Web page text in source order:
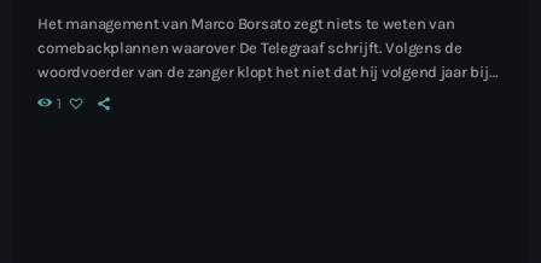
Het management van Marco Borsato zegt niets te weten van
comebackplannen waarover De Telegraaf schrijft. Volgens de
woordvoerder van de zanger klopt het niet dat hij volgend jaar bij
De Vrienden van Amstel LIVE optreedt en daarna een eigen
1